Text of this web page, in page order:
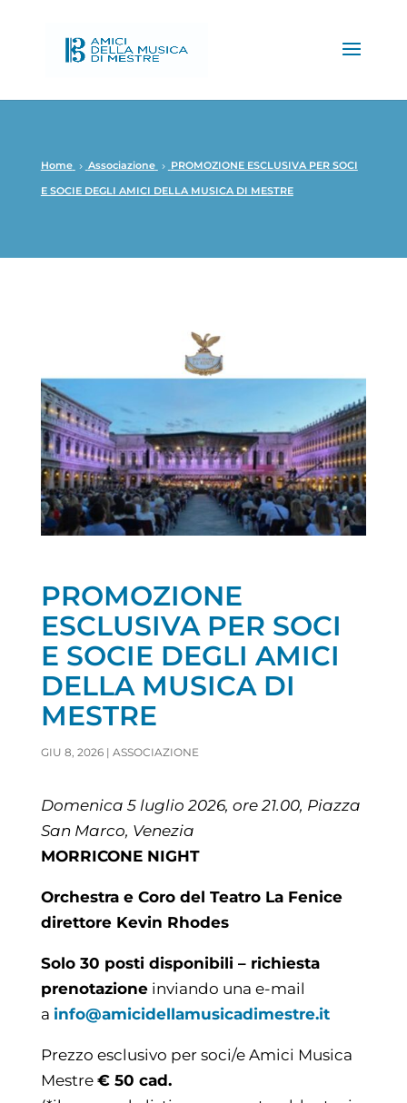
Home 5 Associazione 5
PROMOZIONE ESCLUSIVA PER SOCI
E SOCIE DEGLI AMICI DELLA MUSICA DI MESTRE
PROMOZIONE
ESCLUSIVA PER SOCI
E SOCIE DEGLI AMICI
DELLA MUSICA DI
MESTRE
GIU 8, 2026| ASSOCIAZIONE
Domenica 5 luglio 2026, ore 21.00, Piazza
San Marco, Venezia
MORRICONE NIGHT
Orchestra e Coro del Teatro La Fenice
direttore Kevin Rhodes
Solo 30 posti disponibili – richiesta
prenotazioneinviando una e-mail
a info@amicidellamusicadimestre.it
Prezzo esclusivo per soci/e Amici Musica
Mestre € 50 cad.